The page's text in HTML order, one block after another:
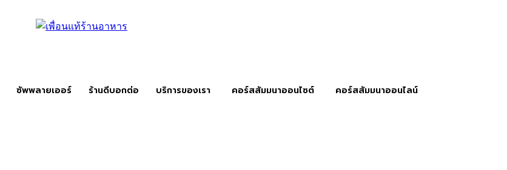
ซัพพลายเออร์ ร้านดีบอกต่อ บริการของเรา คอร์สสัมมนาออนไซต์ คอร์สสัมมนาออนไลน์